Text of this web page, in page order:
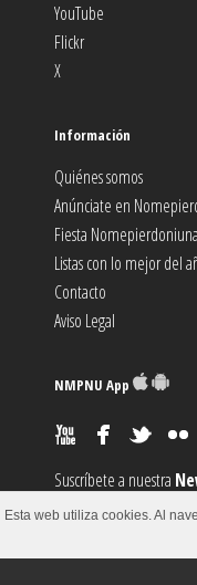
YouTube
Flickr
X
Información
Quiénes somos
Anúnciate en
Fiesta Nomepierdoniuna
Listas con lo mejor del
Contacto
Aviso Legal
NMPNU App
Suscríbete a nuestra
Suscríbete al canalRSS
Esta web utiliza cookies. Al